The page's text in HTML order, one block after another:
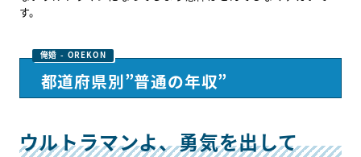
す。
都道府県別”普通の年収”
ウルトラマンよ、勇気を出して